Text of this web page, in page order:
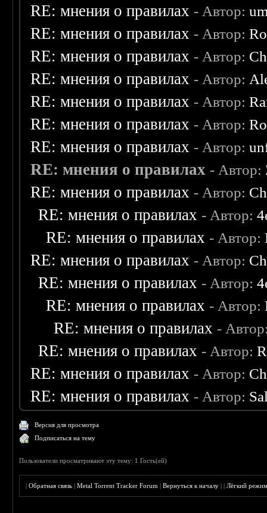
RE: мнения о правилах - Автор:
RE: мнения о правилах - Автор:
RE: мнения о правилах - Автор:
RE: мнения о правилах - Автор:
RE: мнения о правилах - Автор:
RE: мнения о правилах - Автор:
RE: мнения о правилах - Автор:
RE: мнения о правилах - Автор:
RE: мнения о правилах - Автор:
RE: мнения о правилах - Автор:
RE: мнения о правилах - Автор:
RE: мнения о правилах - Автор:
RE: мнения о правилах - Автор:
RE: мнения о правилах - Автор:
RE: мнения о правилах -
RE: мнения о правилах - Автор:
RE: мнения о правилах - Автор:
RE: мнения о правилах - Автор:
Версия для просмотра
Подписаться на тему
Пользователи просматривают эту тему: 1 Гость(ей)
|Обратная связь |Metal Torrent Tracker Forum |Вернуться к началу ||Лёгкий